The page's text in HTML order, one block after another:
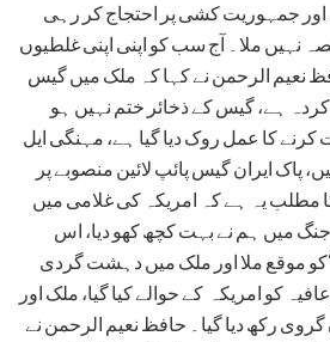
اور جمہوریت کشی پر احتجاج کر رہی
نہیں ملا۔ آج سب کو اپنی اپنی غلطیوں
نعیم الرحمن نے کہا کہ ملک میں گیس
کردہ ہے، گیس کے ذخائر ختم نہیں ہو
کرنے کا عمل روک دیا گیا ہے، مہنگی ایل
پاک ایران گیس پائپ لائین منصوبے پر
مطلب یہ ہے کہ امریکہ کی غلامی میں
میں ہم نے بہت کچھ کھو دیا، اس
موقع ملا اور ملک میں دہشت گردی
کو امریکہ کے حوالے کیا گیا، ملک اور
رکھ دیا گیا۔ حافظ نعیم الرحمن نے